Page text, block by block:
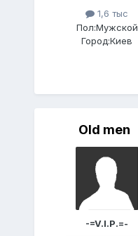
1,6 тыс
Пол:Мужской
Город:Киев
Old men
-=V.I.P.=-